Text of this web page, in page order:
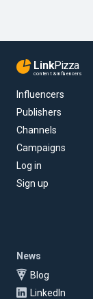
LinkPizza
content & influencers
Influencers
Publishers
Channels
Campaigns
Log in
Sign up
News
Blog
LinkedIn